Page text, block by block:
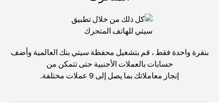
بنقرة واحدة فقط ، قم بتشغيل محفظة سيتي بنك العالمية وأضف
حسابات بالعملات الأجنبية حتى تتمكن من
إنجاز معاملاتك بما يصل إلى 9 عملات مختلفة.